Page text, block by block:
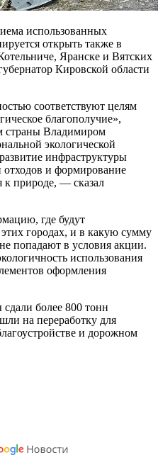
использованных
открыть также в
Яранске и Вятских
Кировской области
соответствуют целям
благополучие»,
страны Владимиром
экологической
инфраструктуры
отходов и формирование
к природе, — сказал
где будут
городах, и в какую сумму
попадают в условия акции.
использования
оформления
более 800 тонн
на переработку для
и дорожном